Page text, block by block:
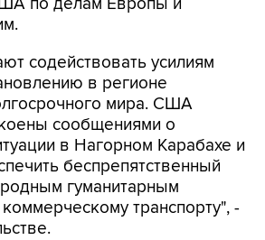
содействовать усилиям
в регионе
мира. США
сообщениями о
в Нагорном Карабахе и
беспрепятственный
гуманитарным
транспорту", -